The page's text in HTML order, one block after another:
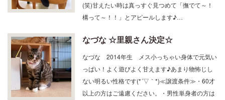
(笑)甘えたい時は真っすぐ見つめて「撫でて～！
構って～！！」とアピールします♪…
なづな ☆里親さん決定☆
なづな 2014年生 メス小っちゃい身体で元気い
っぱい！よく遊びよく甘えます♪あまり物怖じし
ない明るい性格です(*´▽｀*)≪譲渡条件≫・60才
以上の方はご遠慮ください。・男性単身者の方は